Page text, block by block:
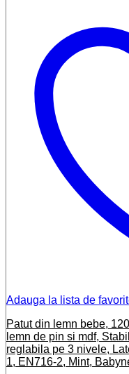
Adauga la lista de
Patut din lemn bebe,
lemn de pin si mdf,
reglabila pe 3 nivele,
1, EN716-2, Mint,